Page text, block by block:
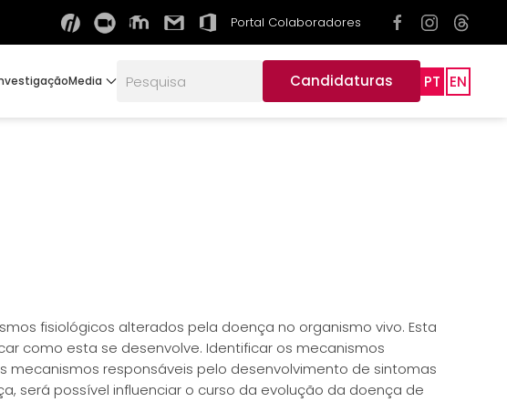
Portal Colaboradores
Media Candidaturas PT EN
fisiológicos alterados pela doença no organismo vivo. Esta
como esta se desenvolve. Identificar os mecanismos
responsáveis pelo desenvolvimento de sintomas
será possível influenciar o curso da evolução da doença de